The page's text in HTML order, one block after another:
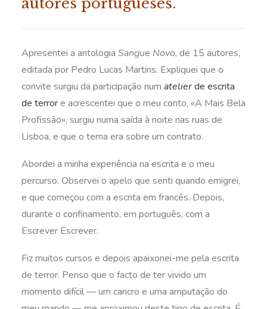
Apresentei a antologia Sangue Novo, de 15 autores,
editada por Pedro Lucas Martins. Expliquei que o
convite surgiu da participação num atelierde escrita
de terrore acrescentei que o meu conto, «A Mais Bela
Profissão», surgiu numa saída à noite nas ruas de
Lisboa, e que o tema era sobre um contrato.
Abordei a minha experiência na escrita e o meu
percurso. Observei o apelo que senti quando emigrei,
e que começou com a escrita em francês. Depois,
durante o confinamento, em português, com a
Escrever Escrever.
Fiz muitos cursos e depois apaixonei-me pela escrita
de terror. Penso que o facto de ter vivido um
momento difícil — um cancro e uma amputação do